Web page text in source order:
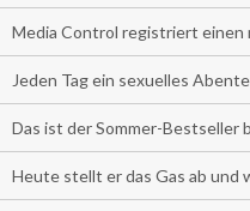
Media Control registriert einen
Jeden Tag ein sexuelles
Das ist der Sommer-Bestseller
Heute stellt er das Gas ab und